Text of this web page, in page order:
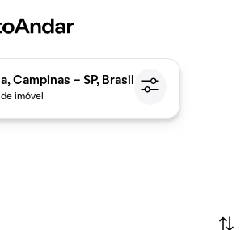
Campinas - SP, Brasil
imóvel